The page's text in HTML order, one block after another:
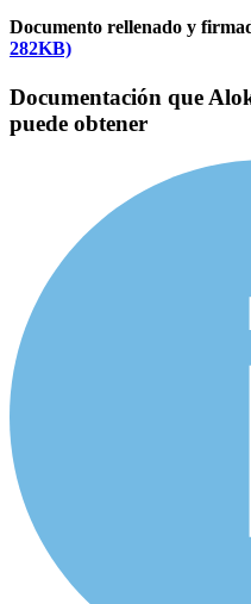
Documento rellenado y
282KB)
Documentación que
puede obtener